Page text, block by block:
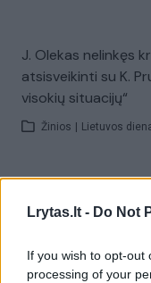
Lrytas.lt - Do Not
If you wish to opt-out
processing of your
J. Olekas nelinkęs
atsisveikinti su K.
visokių situacijų“
Žinios Lietuvos
Mindaugas